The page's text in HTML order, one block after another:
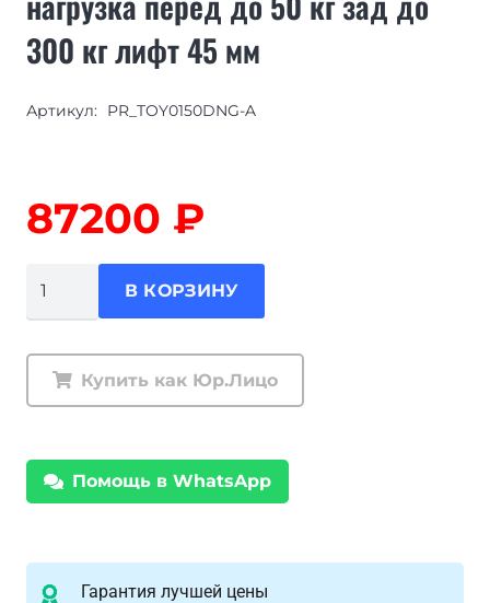
300 кг лифт 45 мм
Артикул: PR_TOY0150DNG-A
87200 ₽
подвески
Ironman
Land
Cruiser
Diesel
В КОРЗИНУ
Купить как Юр.Лицо
Помощь в WhatsApp
Гарантия лучшей цены